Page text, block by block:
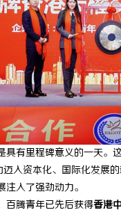
里程碑意义的一天。
入资本化、国际化发展
入了强劲动力。
腾青年已先后获得香港